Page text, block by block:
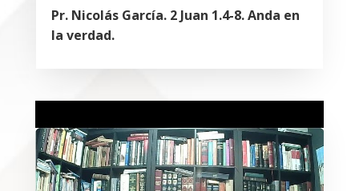
Pr. Nicolás García. 2 Juan 1.4-8. Anda en
la verdad.